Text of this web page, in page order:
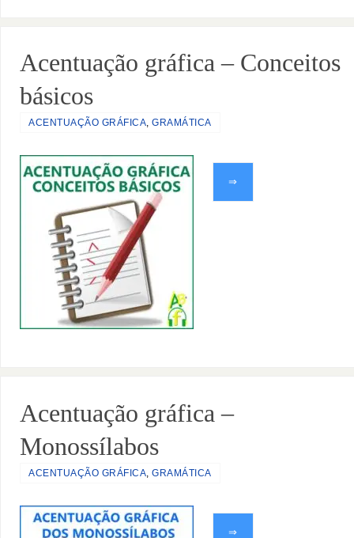
Acentuação gráfica – Conceitos
básicos
ACENTUAÇÃO GRÁFICA,GRAMÁTICA
⇒
Acentuação gráfica –
Monossílabos
ACENTUAÇÃO GRÁFICA ,GRAMÁTICA
⇒